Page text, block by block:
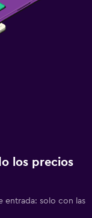
los precios
entrada: solo con las